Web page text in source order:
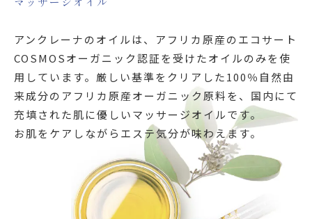
アンクレーナのオイルは、アフリカ原産のエコサート
COSMOSオーガニック認証を受けたオイルのみを使
用しています。厳しい基準をクリアした100％自然由
来成分のアフリカ原産オーガニック原料を、国内にて
充填された肌に優しいマッサージオイルです。
お肌をケアしながらエステ気分が味わえます。